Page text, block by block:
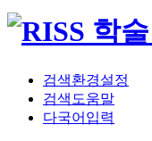
검색환경설정
검색도움말
다국어입력